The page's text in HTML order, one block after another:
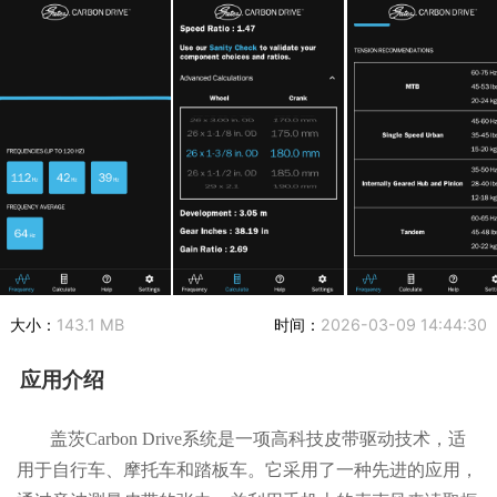
大小： 143.1 MB 时间： 2026-03-09 14:44:30
应用介绍
盖茨Carbon Drive系统是一项高科技皮带驱动技术，适
用于自行车、摩托车和踏板车。它采用了一种先进的应用，